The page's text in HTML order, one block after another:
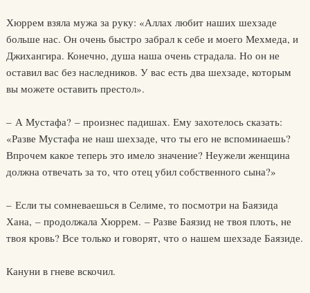
Хюррем взяла мужа за руку: «Аллах любит наших шехзаде
больше нас. Он очень быстро забрал к себе и моего Мехмеда, и
Джихангира. Конечно, душа наша очень страдала. Но он не
оставил вас без наследников. У вас есть два шехзаде, которым
вы можете оставить престол».
– А Мустафа? – произнес падишах. Ему захотелось сказать:
«Разве Мустафа не наш шехзаде, что ты его не вспоминаешь?
Впрочем какое теперь это имело значение? Неужели женщина
должна отвечать за то, что отец убил собственного сына?»
– Если ты сомневаешься в Селиме, то посмотри на Баязида
Хана, – продолжала Хюррем. – Разве Баязид не твоя плоть, не
твоя кровь? Все только и говорят, что о нашем шехзаде Баязиде.
Кануни в гневе вскочил.